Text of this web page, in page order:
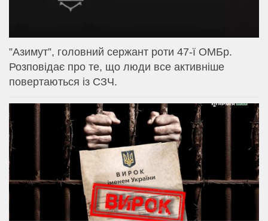
⁨”Азимут”, головний сержант роти 47-ї ОМБр.
Розповідає про те, що люди все активніше
повертаються із СЗЧ.